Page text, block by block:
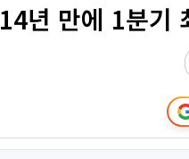
년 만에 1분기